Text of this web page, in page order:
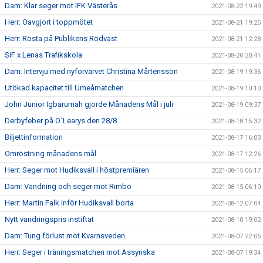
Dam: Klar seger mot IFK Västerås 2021-08-22 19:49
Herr: Oavgjort i toppmötet 2021-08-21 19:25
Herr: Rösta på Publikens Rödväst 2021-08-21 12:28
SIF x Lenas Trafikskola 2021-08-20 20:41
Dam: Intervju med nyförvärvet Christina Mårtensson 2021-08-19 19:36
Utökad kapacitet till Umeåmatchen 2021-08-19 10:10
John Junior Igbarumah gjorde Månadens Mål i juli 2021-08-19 09:37
Derbyfeber på O´Learys den 28/8 2021-08-18 15:32
Biljettinformation 2021-08-17 16:03
Omröstning månadens mål 2021-08-17 12:26
Herr: Seger mot Hudiksvall i höstpremiären 2021-08-15 06:17
Dam: Vändning och seger mot Rimbo 2021-08-15 06:10
Herr: Martin Falk inför Hudiksvall borta 2021-08-12 07:04
Nytt vandringspris instiftat 2021-08-10 19:02
Dam: Tung förlust mot Kvarnsveden 2021-08-07 22:05
Herr: Seger i träningsmatchen mot Assyriska 2021-08-07 19:34